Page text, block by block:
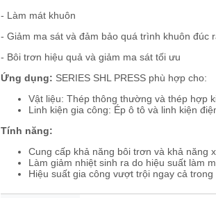
- Làm mát khuôn
- Giảm ma sát và đảm bảo quá trình khuôn đúc
- Bôi trơn hiệu quả và giảm ma sát tối ưu
Ứng dụng: SERIES SHL PRESS phù hợp cho:
Vật liệu: Thép thông thường và thép hợp
Linh kiện gia công: Ép ô tô và linh kiện
Tính năng:
Cung cấp khả năng bôi trơn và khả năng
Làm giảm nhiệt sinh ra do hiệu suất làm
Hiệu suất gia công vượt trội ngay cả